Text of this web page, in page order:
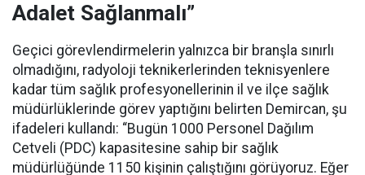
Adalet Sağlanmalı”
Geçici görevlendirmelerin yalnızca bir branşla sınırlı
olmadığını, radyoloji teknikerlerinden teknisyenlere
kadar tüm sağlık profesyonellerinin il ve ilçe sağlık
müdürlüklerinde görev yaptığını belirten Demircan, şu
ifadeleri kullandı: “Bugün 1000 Personel Dağılım
Cetveli (PDC) kapasitesine sahip bir sağlık
müdürlüğünde 1150 kişinin çalıştığını görüyoruz. Eğer